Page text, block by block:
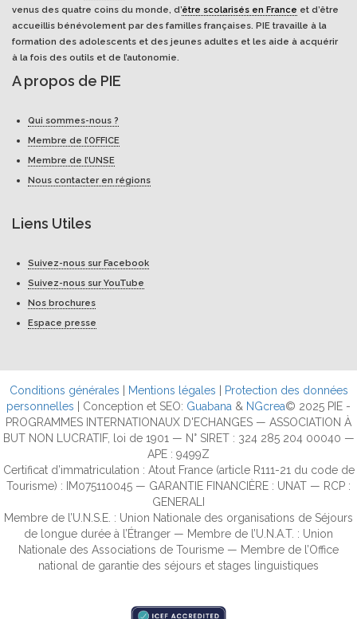
venus des quatre coins du monde, d’être scolarisés en France et d’être
accueillis bénévolement par des familles françaises. PIE travaille à la
formation des adolescents et des jeunes adultes et les aide à acquérir
à la fois des outils et de l’autonomie.
A propos de PIE
Qui sommes-nous ?
Membre de l’OFFICE
Membre de l’UNSE
Nous contacter en régions
Liens Utiles
Suivez-nous sur Facebook
Suivez-nous sur YouTube
Nos brochures
Espace presse
Conditions générales Mentions légales
Protection des données
personnelles | Conception et SEO: Guabana & NGcrea© 2025 PIE -
PROGRAMMES INTERNATIONAUX D'ECHANGES — ASSOCIATION À
BUT NON LUCRATIF, loi de 1901 — N° SIRET : 324 285 204 00040 —
APE : 9499Z
Certificat d’immatriculation : Atout France (article R111-21 du code de
Tourisme) : IM075110045 — GARANTIE FINANCIÈRE : UNAT — RCP :
GENERALI
Membre de l’U.N.S.E. : Union Nationale des organisations de Séjours
de longue durée à l’Étranger — Membre de l’U.N.A.T. : Union
Nationale des Associations de Tourisme — Membre de l’Office
national de garantie des séjours et stages linguistiques